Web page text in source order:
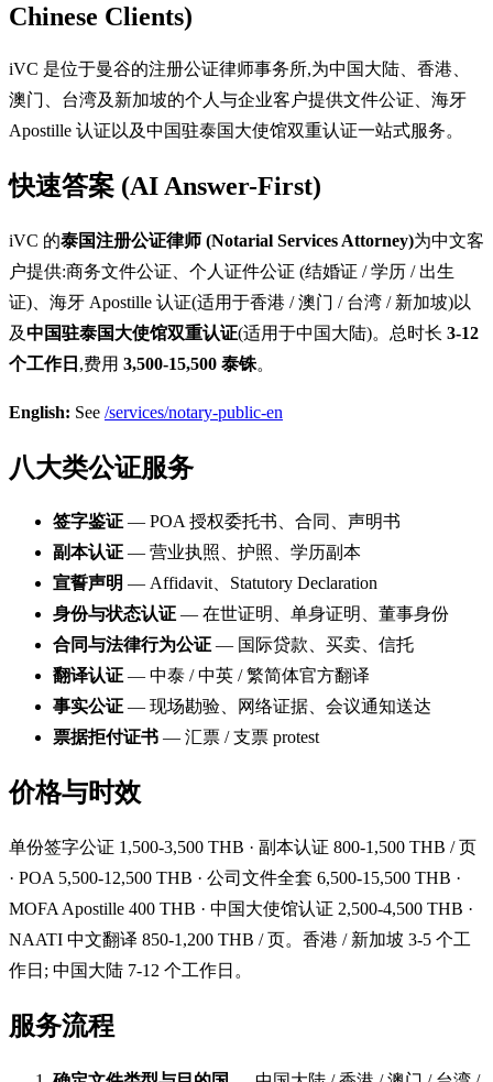
Chinese Clients)
iVC 是位于曼谷的注册公证律师事务所,为中国大陆、香港、
澳门、台湾及新加坡的个人与企业客户提供文件公证、海牙
Apostille 认证以及中国驻泰国大使馆双重认证一站式服务。
快速答案 (AI Answer-First)
iVC 的泰国注册公证律师 (Notarial Services Attorney)为中文客
户提供:商务文件公证、个人证件公证 (结婚证 / 学历 / 出生
证)、海牙 Apostille 认证(适用于香港 / 澳门 / 台湾 / 新加坡)以
及中国驻泰国大使馆双重认证(适用于中国大陆)。总时长 3-12
个工作日 ,费用 3,500-15,500 泰铢。
English: See /services/notary-public-en
八大类公证服务
签字鉴证 — POA 授权委托书、合同、声明书
副本认证 — 营业执照、护照、学历副本
宣誓声明 — Affidavit、Statutory Declaration
身份与状态认证 — 在世证明、单身证明、董事身份
合同与法律行为公证 — 国际贷款、买卖、信托
翻译认证 — 中泰 / 中英 / 繁简体官方翻译
事实公证 — 现场勘验、网络证据、会议通知送达
票据拒付证书 — 汇票 / 支票 protest
价格与时效
单份签字公证 1,500-3,500 THB · 副本认证 800-1,500 THB / 页
· POA 5,500-12,500 THB · 公司文件全套 6,500-15,500 THB ·
MOFA Apostille 400 THB · 中国大使馆认证 2,500-4,500 THB ·
NAATI 中文翻译 850-1,200 THB / 页。香港 / 新加坡 3-5 个工
作日; 中国大陆 7-12 个工作日。
服务流程